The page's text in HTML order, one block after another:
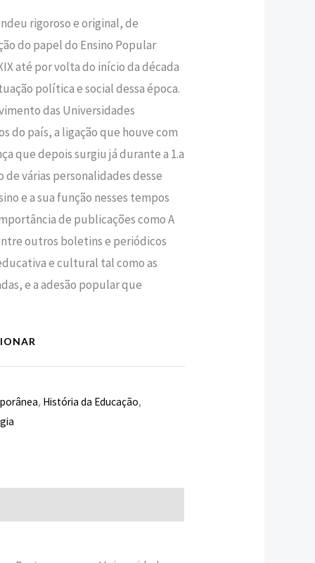
rigoroso e original, de
do papel do Ensino Popular
até por volta do início da década
política e social dessa época.
das Universidades
do país, a ligação que houve com
que depois surgiu já durante a 1.a
várias personalidades desse
e a sua função nesses tempos
de publicações como A
outros boletins e periódicos
e cultural tal como as
e a adesão popular que
, História da Educação,